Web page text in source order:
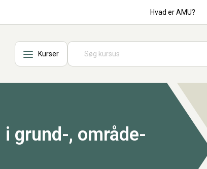
Hvad er AMU?
Kurser
grund-, område-